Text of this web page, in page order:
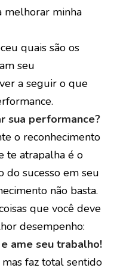
melhorar minha
quais são os
seu
a seguir o que
sua performance?
o reconhecimento
te atrapalha é o
do sucesso em seu
não basta.
que você deve
desempenho:
ame seu trabalho!
faz total sentido